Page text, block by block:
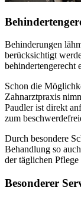
Behinderungen
berücksichtigt
behindertengerecht
Schon die
Zahnarztpraxis
Paudler ist direkt
zum
Durch besondere
Behandlung so
der täglichen Pflege
Besonderer